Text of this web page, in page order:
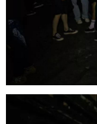
gtiyd，或者扫描
力范围内给予你
周边各个夜店的